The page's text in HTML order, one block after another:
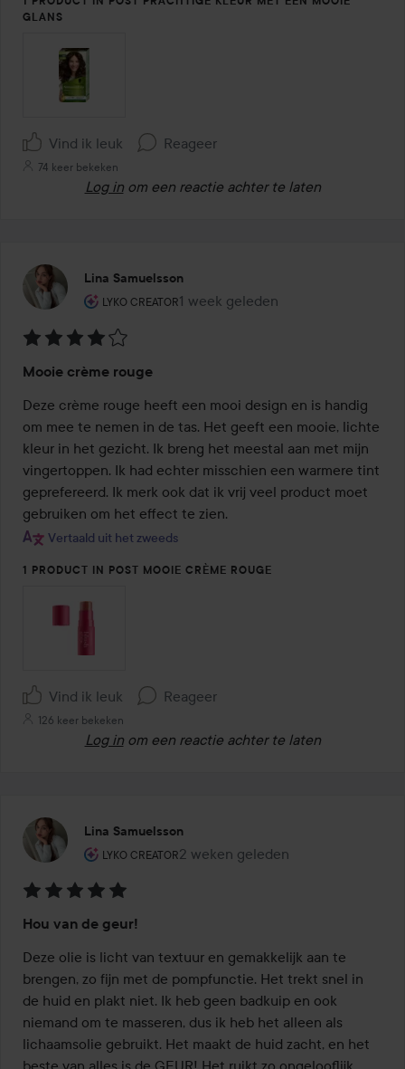
GLANS
Vind ik leuk Reageer
74 keer bekeken
Log in om een reactie achter te laten
Lina Samuelsson
LYKO CREATOR
De rol van de gebruiker: Lyko Creator.
1 week geleden
Het bericht is gemaakt 1 week
4
van
de
5
Mooie crème rouge
Deze crème rouge heeft een mooi design en is handig
om mee te nemen in de tas. Het geeft een mooie, lichte
kleur in het gezicht. Ik breng het meestal aan met mijn
vingertoppen. Ik had echter misschien een warmere tint
geprefereerd. Ik merk ook dat ik vrij veel product moet
gebruiken om het effect te zien.
Vertaald uit het zweeds
1 PRODUCT IN POST MOOIE CRÈME ROUGE
Vind ik leuk Reageer
126 keer bekeken
Log in om een reactie achter te laten
Lina Samuelsson
LYKO CREATOR
De rol van de gebruiker: Lyko Creator.
2 weken geleden
Het bericht is gemaakt 2 weken
5
van
de
5
Hou van de geur!
Deze olie is licht van textuur en gemakkelijk aan te
brengen, zo fijn met de pompfunctie. Het trekt snel in
de huid en plakt niet. Ik heb geen badkuip en ook
niemand om te masseren, dus ik heb het alleen als
lichaamsolie gebruikt. Het maakt de huid zacht, en het